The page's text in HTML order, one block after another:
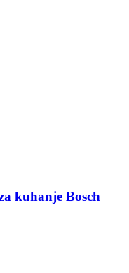
kuhanje Bosch